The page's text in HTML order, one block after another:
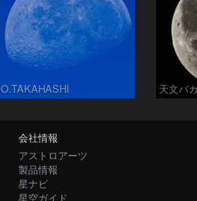
O.TAKAHASHI 天文バ
会社情報
アストロアーツ
製品情報
星ナビ
星空ガイド